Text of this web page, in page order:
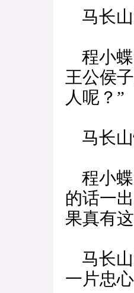
马长山
程小蝶
王公侯
人呢？”
马长山
程小蝶
的话一
果真有
马长山
一片忠